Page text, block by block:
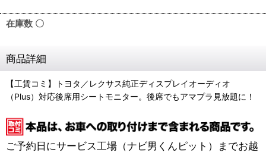
在庫数 〇
商品詳細
【工賃コミ】トヨタ／レクサス純正ディスプレイオーディオ
（Plus）対応後席用シートモニター。後席でもアマプラ見放題に！
ご予約日にサービス工場（ナビ男くんピット）までお越